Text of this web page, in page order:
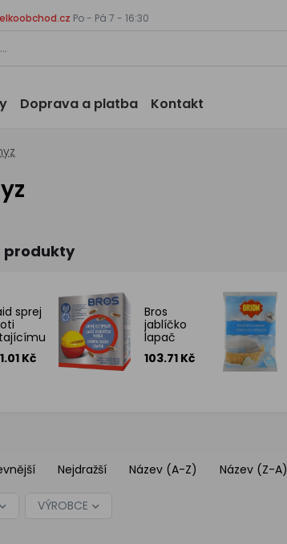
Po - Pá 7 - 16:30
Doprava a platba Kontakt
produkty
sprej
s
Kč
Bros
jablíčko
lapač
octomilek
+ náplň,
103.71 Kč
Nejdražší Název (A-Z) Název (Z-A)
VÝROBCE